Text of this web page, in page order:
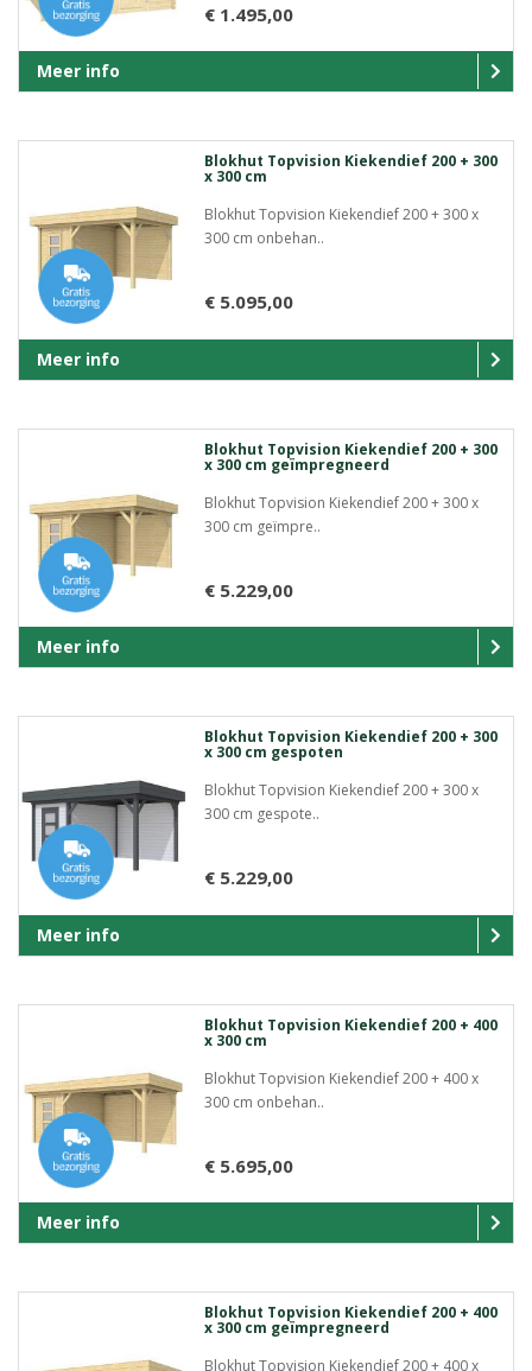
€ 1.495,00
Meer info
Blokhut Topvision Kiekendief 200 + 300
x 300 cm
Blokhut Topvision Kiekendief 200 + 300 x
300 cm onbehan..
€ 5.095,00
Meer info
Blokhut Topvision Kiekendief 200 + 300
x 300 cm geïmpregneerd
Blokhut Topvision Kiekendief 200 + 300 x
300 cm geïmpre..
€ 5.229,00
Meer info
Blokhut Topvision Kiekendief 200 + 300
x 300 cm gespoten
Blokhut Topvision Kiekendief 200 + 300 x
300 cm gespote..
€ 5.229,00
Meer info
Blokhut Topvision Kiekendief 200 + 400
x 300 cm
Blokhut Topvision Kiekendief 200 + 400 x
300 cm onbehan..
€ 5.695,00
Meer info
Blokhut Topvision Kiekendief 200 + 400
x 300 cm geïmpregneerd
Blokhut Topvision Kiekendief 200 + 400 x